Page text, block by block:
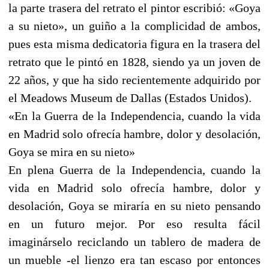
la parte trasera del retrato el pintor escribió: «Goya
a su nieto», un guiño a la complicidad de ambos,
pues esta misma dedicatoria figura en la trasera del
retrato que le pintó en 1828, siendo ya un joven de
22 años, y que ha sido recientemente adquirido por
el Meadows Museum de Dallas (Estados Unidos).
«En la Guerra de la Independencia, cuando la vida
en Madrid solo ofrecía hambre, dolor y desolación,
Goya se mira en su nieto»
En plena Guerra de la Independencia, cuando la
vida en Madrid solo ofrecía hambre, dolor y
desolación, Goya se miraría en su nieto pensando
en un futuro mejor. Por eso resulta fácil
imaginárselo reciclando un tablero de madera de
un mueble -el lienzo era tan escaso por entonces